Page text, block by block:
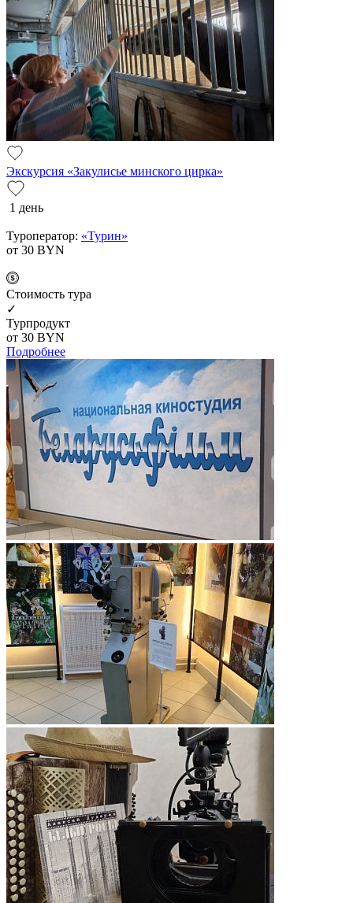
Экскурсия «Закулисье минского цирка»
1 день
Туроператор: «Турин»
от 30 BYN
Cтоимость тура
✓
Турпродукт
от 30 BYN
Подробнее